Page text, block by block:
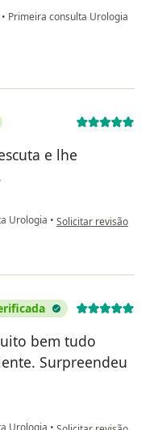
• Primeira consulta Urologia
e lhe
Urologia • na opinião do
Solicitar revisão
bem tudo
Surpreendeu
Urologia • na opinião do